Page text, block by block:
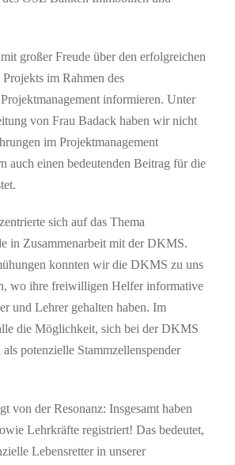
großer Freude über den erfolgreichen
Projekts im Rahmen des
informieren. Unter
von Frau Badack haben wir nicht
im Projektmanagement
auch einen bedeutenden Beitrag für die
sich auf das Thema
in Zusammenarbeit mit der DKMS.
konnten wir die DKMS zu uns
wo ihre freiwilligen Helfer informative
und Lehrer gehalten haben. Im
die Möglichkeit, sich bei der DKMS
potenzielle Stammzellenspender
von der Resonanz: Insgesamt haben
Lehrkräfte registriert! Das bedeutet,
Lebensretter in unserer